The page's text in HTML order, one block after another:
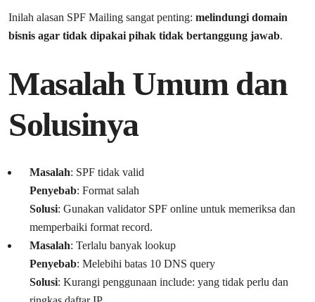
Inilah alasan SPF Mailing sangat penting: melindungi domain
bisnis agar tidak dipakai pihak tidak bertanggung jawab.
Masalah Umum dan
Solusinya
Masalah: SPF tidak valid
Penyebab: Format salah
Solusi: Gunakan validator SPF online untuk memeriksa dan
memperbaiki format record.
Masalah: Terlalu banyak lookup
Penyebab: Melebihi batas 10 DNS query
Solusi: Kurangi penggunaan include: yang tidak perlu dan